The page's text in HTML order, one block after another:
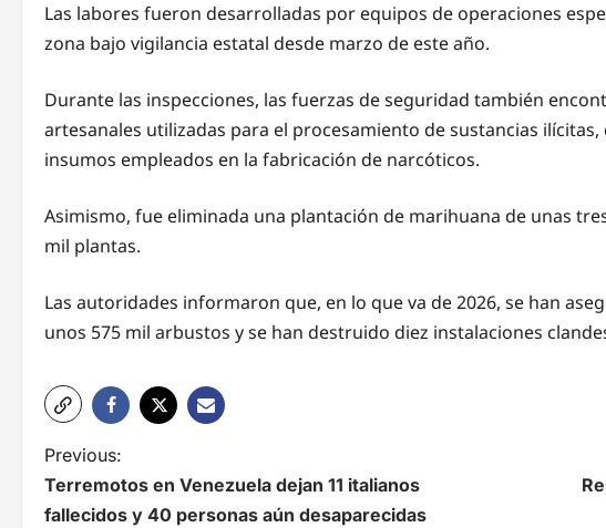
Las labores fueron desarrolladas por equipos de operaciones
zona bajo vigilancia estatal desde marzo de este año.
Durante las inspecciones, las fuerzas de seguridad también
artesanales utilizadas para el procesamiento de sustancias
insumos empleados en la fabricación de narcóticos.
Asimismo, fue eliminada una plantación de marihuana de unas
mil plantas.
Las autoridades informaron que, en lo que va de 2026, se han
unos 575 mil arbustos y se han destruido diez instalaciones
N
a
Previous:
Terremotos en Venezuela dejan 11 italianos
fallecidos y 40 personas aún desaparecidas